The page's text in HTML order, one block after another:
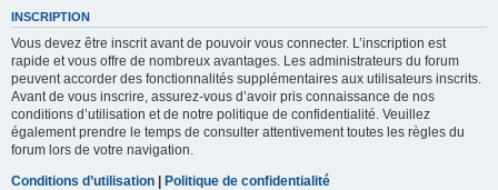
INSCRIPTION
Vous devez être inscrit avant de pouvoir vous connecter. L’inscription est
rapide et vous offre de nombreux avantages. Les administrateurs du forum
peuvent accorder des fonctionnalités supplémentaires aux utilisateurs inscrits.
Avant de vous inscrire, assurez-vous d’avoir pris connaissance de nos
conditions d’utilisation et de notre politique de confidentialité. Veuillez
également prendre le temps de consulter attentivement toutes les règles du
forum lors de votre navigation.
Conditions d’utilisation | Politique de confidentialité